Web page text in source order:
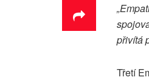
přivítá
Třetí